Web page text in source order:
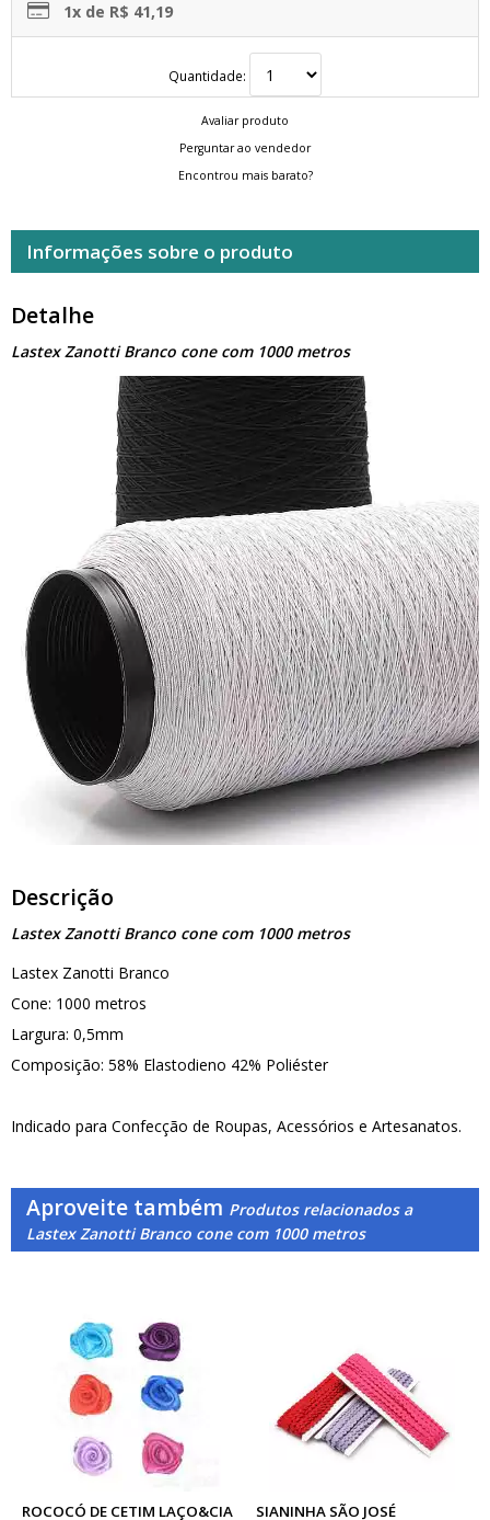
1x de R$ 41,19
Quantidade:
Avaliar produto
Perguntar ao vendedor
Encontrou mais barato?
Informações sobre o produto
Detalhe
Lastex Zanotti Branco cone com 1000 metros
Descrição
Lastex Zanotti Branco cone com 1000 metros
Lastex Zanotti Branco
Cone: 1000 metros
Largura: 0,5mm
Composição: 58% Elastodieno 42% Poliéster
Indicado para Confecção de Roupas, Acessórios e Artesanatos.
Aproveite também Produtos relacionados a
Lastex Zanotti Branco cone com 1000 metros
ROCOCÓ DE CETIM LAÇO&CIA SIANINHA SÃO JOSÉ